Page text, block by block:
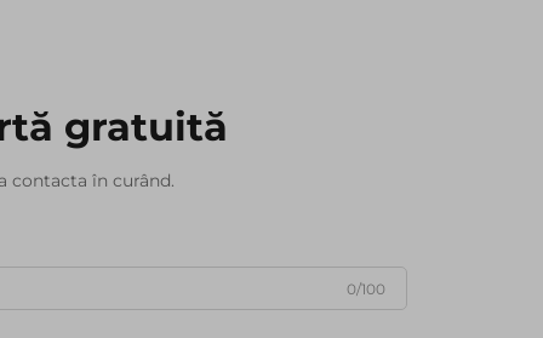
gratuită
contacta în curând.
0/100